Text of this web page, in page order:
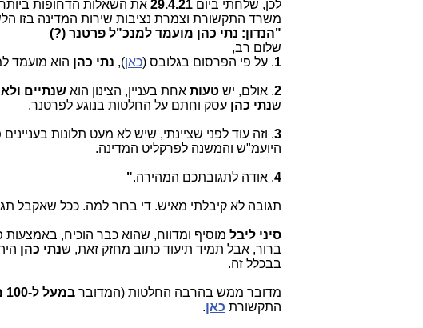
לכן, שלחתי ביום29.4.21 את השאלות הדחופות
משרד התקשורת וצמרת נציבות שירות המדינה בזו
"הנדון: נתי כהן מועמד למנכ"ל פרטנר (?)
שלום רב,
1. על פי הפרסום בגלובס (כאן), נתי כהן הוא מועמד
2. אולם, ישטעותאחת בעניין, הצינון הואשנתיים
שנתי כהן עסק וחתם על החלטות בנוגע לפרטנר.
3. וזה עוד לפני שציינתי, שיש לא מעט תלונות
היועמ"ש והמשנה לפרקליט המדינה.
4. אודה לתגובתכם המהירה."
תגובה לא קיבלתי מאיש. די ברור למה. ככל שאקבל
סיני ליבל מוסיף ומדווח, שהוא כבר הוכיח, באמצעות
ברור, אבל תמיד תיעוד כתוב מחזק זאת, שנתי כהן
בבכלל זה.
מדובר ממש בהרבה החלטות (המדוברבמעל ל-100 מסמכים של מעל ל-300 עמודים
התקשורת כאן.